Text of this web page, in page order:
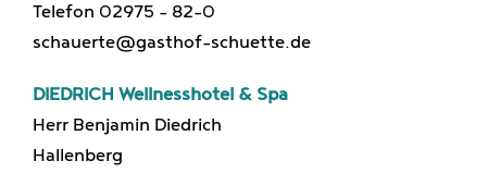
Telefon 02975 – 82-0
schauerte@gasthof-schuette.de
DIEDRICH Wellnesshotel & Spa
Herr Benjamin Diedrich
Hallenberg